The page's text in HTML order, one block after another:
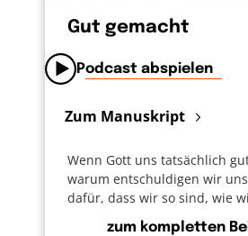
Gut gemacht
Podcast abspielen
Zum Manuskript
Wenn Gott uns tatsächlich
warum entschuldigen wir
dafür, dass wir so sind, wie
zum kompletten